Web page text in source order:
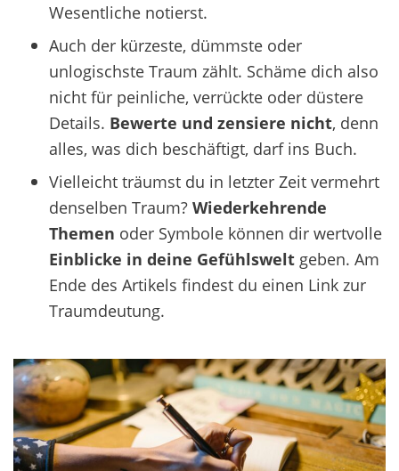
Wesentliche notierst.
Auch der kürzeste, dümmste oder
unlogischste Traum zählt. Schäme dich also
nicht für peinliche, verrückte oder düstere
Details. Bewerte und zensiere nicht, denn
alles, was dich beschäftigt, darf ins Buch.
Vielleicht träumst du in letzter Zeit vermehrt
denselben Traum? Wiederkehrende
Themen oder Symbole können dir wertvolle
Einblicke in deine Gefühlswelt geben. Am
Ende des Artikels findest du einen Link zur
Traumdeutung.